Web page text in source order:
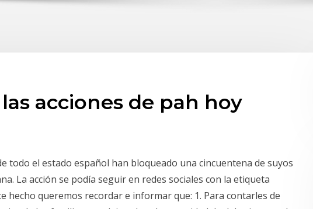
acciones de pah hoy
todo el estado español han bloqueado una cincuentena de suyos
La acción se podía seguir en redes sociales con la etiqueta
hecho queremos recordar e informar que: 1. Para contarles de